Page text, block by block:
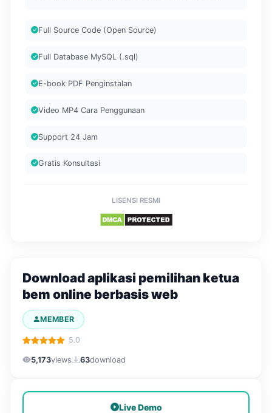
Full Source Code (Open Source)
Full Database MySQL (.sql)
E-book PDF Penginstalan
Video MP4 Cara Penggunaan
Support 24 Jam
Gratis Konsultasi
LISENSI RESMI
Download aplikasi pemilihan ketua
bem online berbasis web
MEMBER
5.0
5,173views 63download
Live Demo